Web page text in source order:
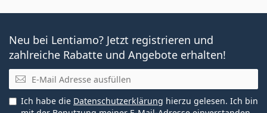
Neu bei Lentiamo? Jetzt registrieren und
zahlreiche Rabatte und Angebote erhalten!
E-Mail
Ich habe die Datenschutzerklärung hierzu gelesen. Ich bin